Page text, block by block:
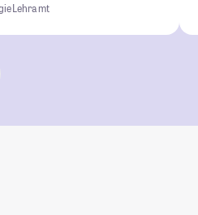
Lehramt